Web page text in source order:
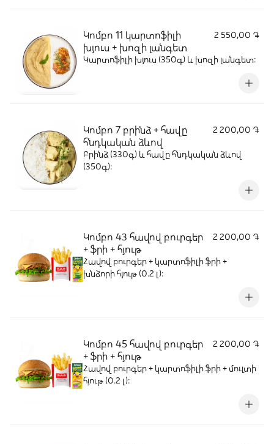
Կոմբո 11 կարտոֆիլի
խյուս + խոզի լանգետ
2 550,00 ֏
Կարտոֆիլի խյուս (350գ) և խոզի լանգետ:
Կոմբո 7 բրինձ + հավը
հնդկական ձևով
2 200,00 ֏
Բրինձ (330գ) և հավը հնդկական ձևով
(350գ)։
Կոմբո 43 հավով բուրգեր
+ ֆրի + հյութ
2 200,00 ֏
Հավով բուրգեր + կարտոֆիլի ֆրի +
խնձորի հյութ (0.2 լ):
Կոմբո 45 հավով բուրգեր
+ ֆրի + հյութ
2 200,00 ֏
Հավով բուրգեր + կարտոֆիլի ֆրի + մուլտի
հյութ (0.2 լ):